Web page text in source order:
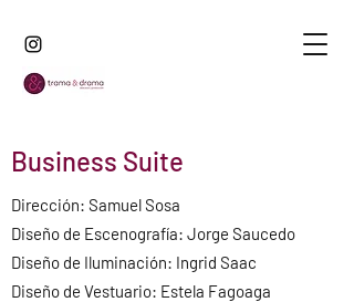
Business Suite
Dirección: Samuel Sosa
Diseño de Escenografía: Jorge Saucedo
Diseño de Iluminación: Ingrid Saac
Diseño de Vestuario: Estela Fagoaga